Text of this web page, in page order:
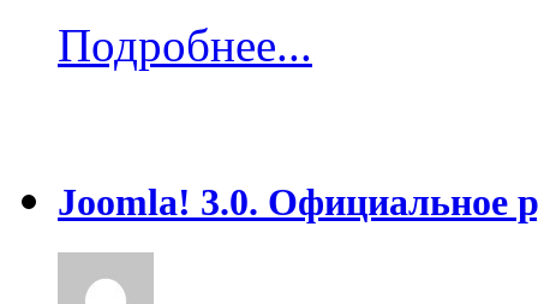
Подробнее...
Joomla! 3.0. Официальное